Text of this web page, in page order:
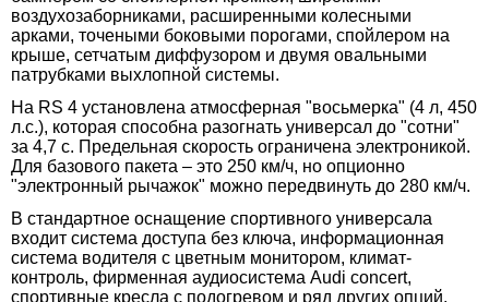
воздухозаборниками, расширенными колесными
арками, точеными боковыми порогами, спойлером на
крыше, сетчатым диффузором и двумя овальными
патрубками выхлопной системы.
На RS 4 установлена атмосферная "восьмерка" (4 л, 450
л.с.), которая способна разогнать универсал до "сотни"
за 4,7 с. Предельная скорость ограничена электроникой.
Для базового пакета – это 250 км/ч, но опционно
"электронный рычажок" можно передвинуть до 280 км/ч.
В стандартное оснащение спортивного универсала
входит система доступа без ключа, информационная
система водителя с цветным монитором, климат-
контроль, фирменная аудиосистема Audi concert,
спортивные кресла с подогревом и ряд других опций.